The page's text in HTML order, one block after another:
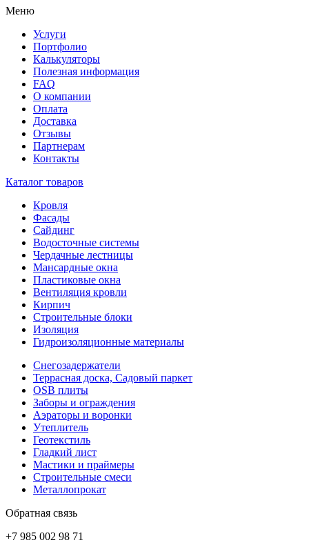
Меню
Услуги
Портфолио
Калькуляторы
Полезная информация
FAQ
О компании
Оплата
Доставка
Отзывы
Партнерам
Контакты
Каталог товаров
Кровля
Фасады
Сайдинг
Водосточные системы
Чердачные лестницы
Мансардные окна
Пластиковые окна
Вентиляция кровли
Кирпич
Строительные блоки
Изоляция
Гидроизоляционные материалы
Снегозадержатели
Террасная доска, Садовый паркет
OSB плиты
Заборы и ограждения
Аэраторы и воронки
Утеплитель
Геотекстиль
Гладкий лист
Мастики и праймеры
Строительные смеси
Металлопрокат
Обратная связь
+7 985 002 98 71